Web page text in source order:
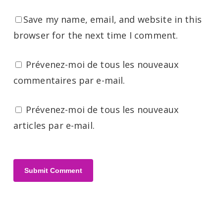
Save my name, email, and website in this
browser for the next time I comment.
Prévenez-moi de tous les nouveaux
commentaires par e-mail.
Prévenez-moi de tous les nouveaux
articles par e-mail.